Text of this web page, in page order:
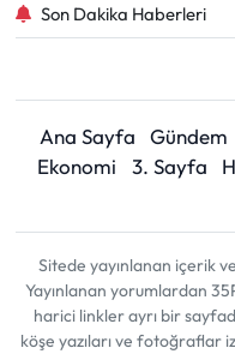
Son Dakika Haberleri
Ana Sayfa Gündem
Ekonomi
3. Sayfa
Sitede yayınlanan içerik
Yayınlanan yorumlardan
harici linkler ayrı bir
köşe yazıları ve fotoğraflar